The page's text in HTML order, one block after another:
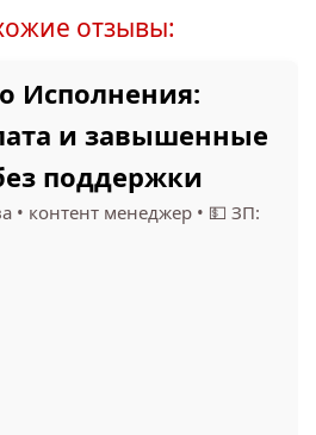
отзывы:
Исполнения:
и завышенные
поддержки
• контент менеджер • 💵 ЗП: